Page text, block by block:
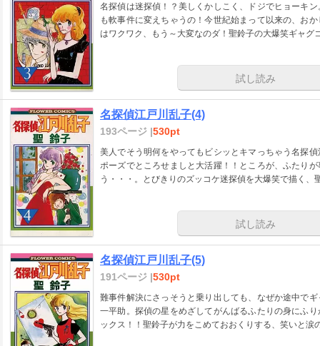
名探偵は迷探偵！？美しくかしこく、ドジでヒョーキ
も軟事件に変えちゃうの！今世紀始まって以来の、お
はワクワク、もう～大変なのダ！聖鈴子の大爆笑ギャグ
試し読み
名探偵江戸川乱子(4)
193ページ |530pt
美人でそう明何をやってもビシッとキマっちゃう名探
ポーズでところせましと大活躍！！ところが、ふたり
う・・・。とびきりのズッコケ迷探偵を大爆笑で描く、
試し読み
名探偵江戸川乱子(5)
191ページ |530pt
難事件解決にさっそうと乗り出しても、なぜか途中で
一平助。探偵の星をめざしてがんばるふたりの身にふ
ックス！！聖鈴子が力をこめておおくりする、笑いと涙